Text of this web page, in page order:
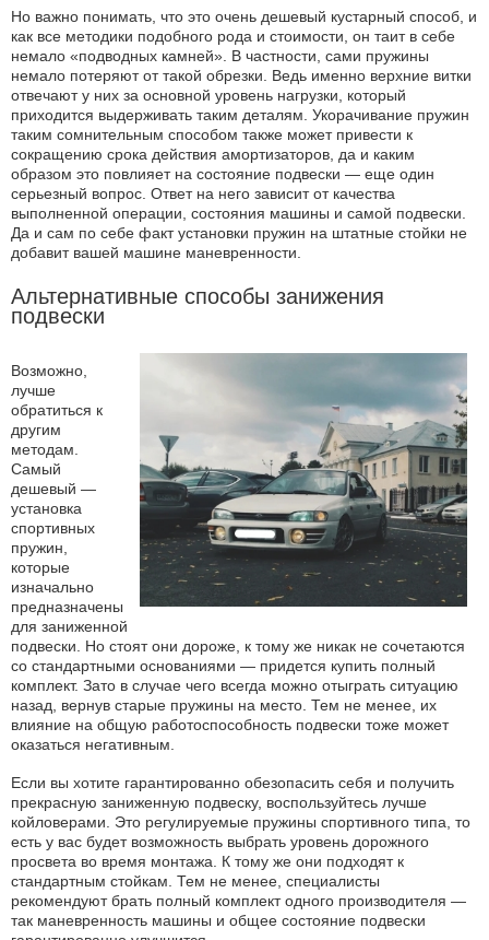
Но важно понимать, что это очень дешевый кустарный способ, и
как все методики подобного рода и стоимости, он таит в себе
немало «подводных камней». В частности, сами пружины
немало потеряют от такой обрезки. Ведь именно верхние витки
отвечают у них за основной уровень нагрузки, который
приходится выдерживать таким деталям. Укорачивание пружин
таким сомнительным способом также может привести к
сокращению срока действия амортизаторов, да и каким
образом это повлияет на состояние подвески — еще один
серьезный вопрос. Ответ на него зависит от качества
выполненной операции, состояния машины и самой подвески.
Да и сам по себе факт установки пружин на штатные стойки не
добавит вашей машине маневренности.
Альтернативные способы занижения
подвески
Возможно,
лучше
обратиться к
другим
методам.
Самый
дешевый —
установка
спортивных
пружин,
которые
изначально
предназначены
для заниженной
подвески. Но стоят они дороже, к тому же никак не сочетаются
со стандартными основаниями — придется купить полный
комплект. Зато в случае чего всегда можно отыграть ситуацию
назад, вернув старые пружины на место. Тем не менее, их
влияние на общую работоспособность подвески тоже может
оказаться негативным.
Если вы хотите гарантированно обезопасить себя и получить
прекрасную заниженную подвеску, воспользуйтесь лучше
койловерами. Это регулируемые пружины спортивного типа, то
есть у вас будет возможность выбрать уровень дорожного
просвета во время монтажа. К тому же они подходят к
стандартным стойкам. Тем не менее, специалисты
рекомендуют брать полный комплект одного производителя —
так маневренность машины и общее состояние подвески